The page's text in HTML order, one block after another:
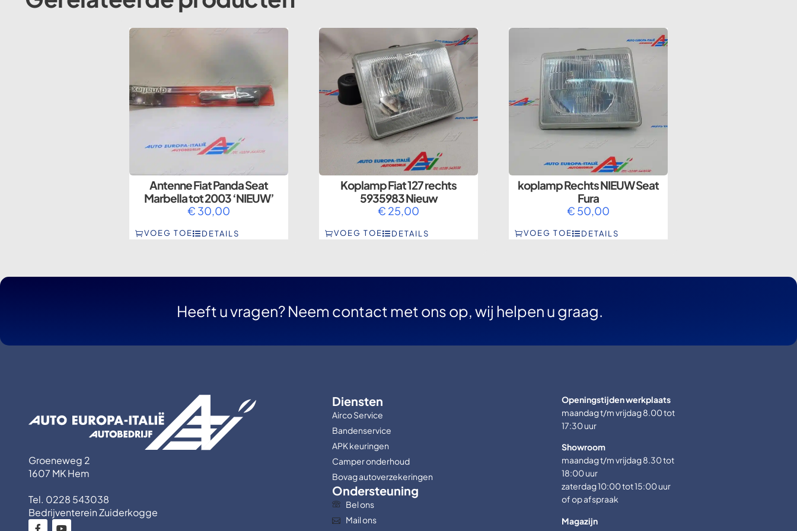
Antenne Fiat Panda Seat
Marbella tot 2003 ‘NIEUW’
€ 30,00
VOEG TOE DETAILS
Koplamp Fiat 127 rechts
5935983 Nieuw
€ 25,00
VOEG TOE DETAILS
koplamp Rechts NIEUW Seat
Fura
€ 50,00
VOEG TOE DETAILS
Heeft u vragen? Neem contact met ons op, wij helpen u graag.
Groeneweg 2
1607 MK Hem
Tel. 0228 543038
Bedrijventerein Zuiderkogge
Diensten
Airco Service
Bandenservice
APK keuringen
Camper onderhoud
Bovag autoverzekeringen
Ondersteuning
Bel ons
Mail ons
Openingstijden werkplaats
maandag t/m vrijdag 8.00 tot
17:30 uur
Showroom
maandag t/m vrijdag 8.30 tot
18:00 uur
zaterdag 10:00 tot 15:00 uur
of op afspraak
Magazijn